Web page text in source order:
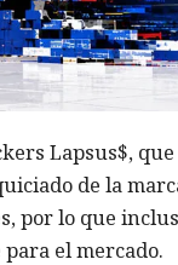
Lapsus$,
de la
por lo que
el mercado.